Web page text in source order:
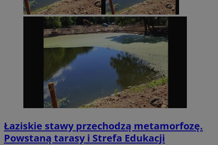
Łaziskie stawy przechodzą metamorfozę.
Powstaną tarasy i Strefa Edukacji